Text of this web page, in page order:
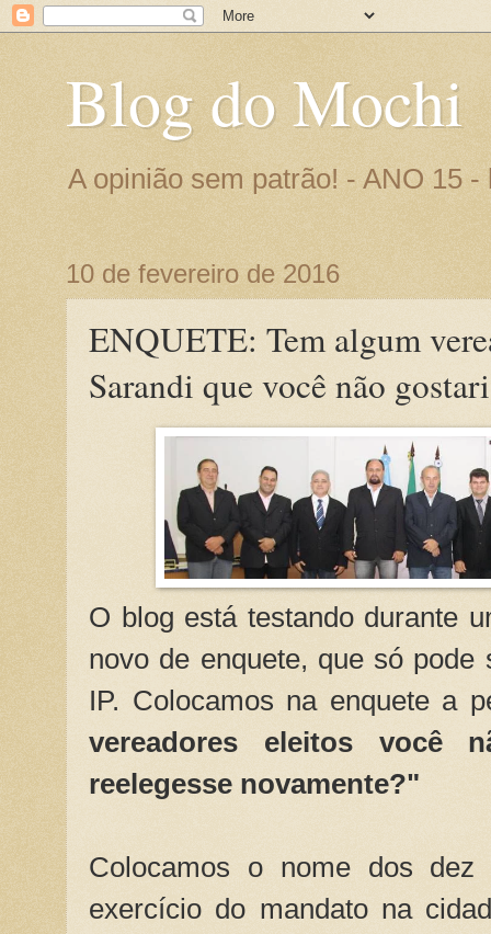
Blog do Mochi
A opinião sem patrão! - ANO 15
10 de fevereiro de 2016
ENQUETE: Tem algum
Sarandi que você não
O blog está testando durante
novo de enquete, que só
IP. Colocamos na enquete a
vereadores eleitos você
reelegesse novamente?"
Colocamos o nome dos dez
exercício do mandato na